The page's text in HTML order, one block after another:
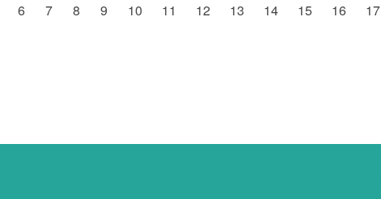
6 7 8 9 10 11 12 13 14 15 16 17